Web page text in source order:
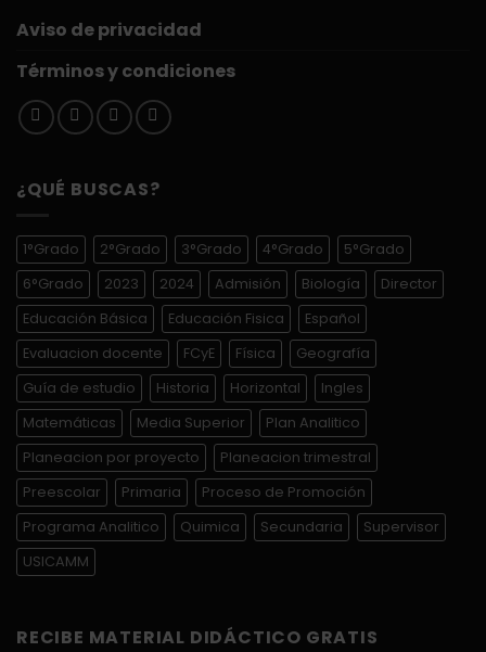
Aviso de privacidad
Términos y condiciones
¿QUÉ BUSCAS?
1°Grado 2°Grado 3°Grado 4°Grado
5°Grado
6°Grado
2023 2024 Admisión Biología
Director
Educación Básica
Educación Fisica
Español
Evaluacion docente
FCyE Física
Geografía
Guía de estudio
Historia Horizontal
Ingles
Matemáticas
Media Superior
Plan Analitico
Planeacion por proyecto
Planeacion trimestral
Preescolar
Primaria
Proceso de Promoción
Programa Analitico
Quimica Secundaria
Supervisor
USICAMM
RECIBE MATERIAL DIDÁCTICO GRATIS